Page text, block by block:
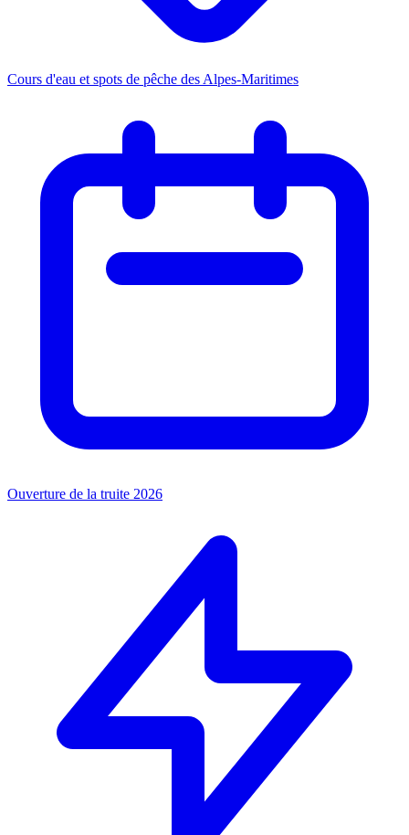
Cours d'eau et spots de pêche des Alpes-Maritimes
Ouverture de la truite 2026